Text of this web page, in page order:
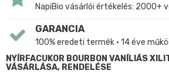
NapiBio vásárlói értékelés: 2000+
GARANCIA
100% eredeti termék • 14 éve
NYÍRFACUKOR BOURBON VANÍLIÁS
VÁSÁRLÁSA, RENDELÉSE